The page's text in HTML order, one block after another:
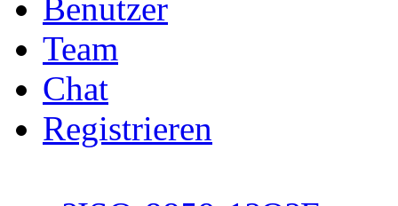
Benutzer
Team
Chat
Registrieren